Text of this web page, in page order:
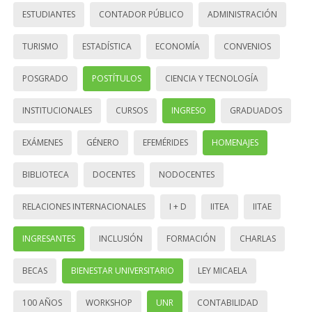
ESTUDIANTES CONTADOR PÚBLICO ADMINISTRACIÓN
TURISMO ESTADÍSTICA ECONOMÍA CONVENIOS
POSGRADO POSTÍTULOS CIENCIA Y TECNOLOGÍA
INSTITUCIONALES CURSOS INGRESO GRADUADOS
EXÁMENES GÉNERO EFEMÉRIDES HOMENAJES
BIBLIOTECA DOCENTES NODOCENTES
RELACIONES INTERNACIONALES I + D IITEA IITAE
INGRESANTES INCLUSIÓN FORMACIÓN CHARLAS
BECAS BIENESTAR UNIVERSITARIO LEY MICAELA
100 AÑOS WORKSHOP UNR CONTABILIDAD